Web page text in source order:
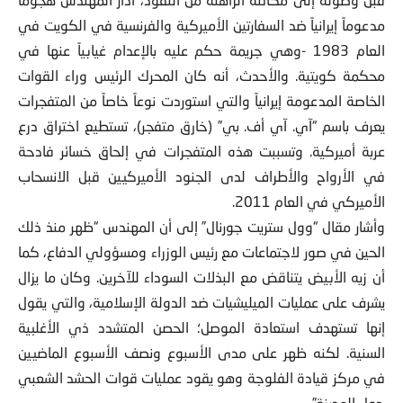
مدعوماً إيرانياً ضد السفارتين الأميركية والفرنسية في الكويت في
العام 1983 -وهي جريمة حكم عليه بالإعدام غيابياً عنها في
محكمة كويتية. والأحدث، أنه كان المحرك الرئيس وراء القوات
الخاصة المدعومة إيرانياً والتي استوردت نوعاً خاصاً من المتفجرات
يعرف باسم “آي. آي أف. بي” (خارق متفجر)، تستطيع اختراق درع
عربة أميركية. وتسببت هذه المتفجرات في إلحاق خسائر فادحة
في الأرواح والأطراف لدى الجنود الأميركيين قبل الانسحاب
الأميركي في العام 2011.
وأشار مقال “وول ستريت جورنال” إلى أن المهندس “ظهر منذ ذلك
الحين في صور لاجتماعات مع رئيس الوزراء ومسؤولي الدفاع، كما
أن زيه الأبيض يتناقض مع البذلات السوداء للآخرين. وكان ما يزال
يشرف على عمليات الميليشيات ضد الدولة الإسلامية، والتي يقول
إنها تستهدف استعادة الموصل؛ الحصن المتشدد ذي الأغلبية
السنية. لكنه ظهر على مدى الأسبوع ونصف الأسبوع الماضيين
في مركز قيادة الفلوجة وهو يقود عمليات قوات الحشد الشعبي